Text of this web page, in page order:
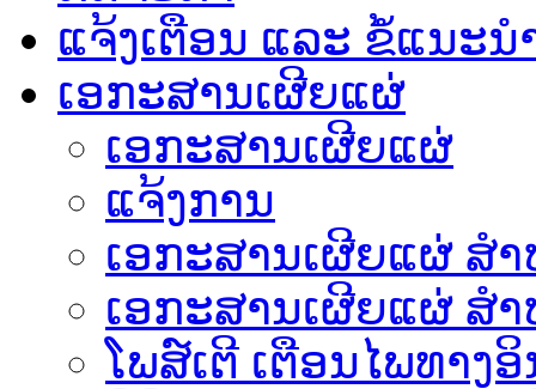
ແຈ້ງເຕືອນ ແລະ ຂໍ້ແນະນ
ເອກະສານເຜີຍແຜ່
ເອກະສານເຜີຍແຜ່
ແຈ້ງການ
ເອກະສານເຜີຍແຜ່ ສ
ເອກະສານເຜີຍແຜ່ ສ
ໂພສ໌ເຕີ ເຕືອນໄພທາງອິ